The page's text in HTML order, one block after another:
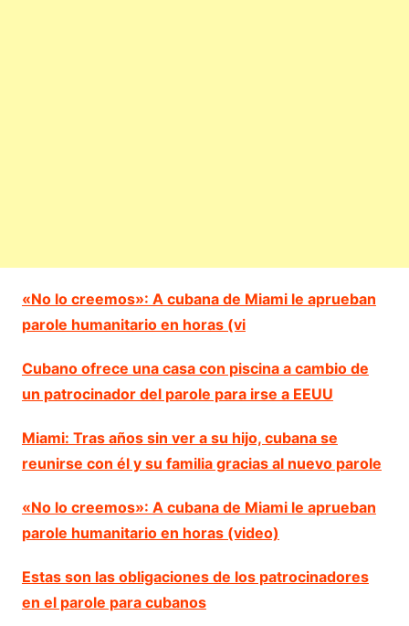
«No lo creemos»: A cubana de Miami le aprueban
parole humanitario en horas (vi
Cubano ofrece una casa con piscina a cambio de
un patrocinador del parole para irse a EEUU
Miami: Tras años sin ver a su hijo, cubana se
reunirse con él y su familia gracias al nuevo parole
«No lo creemos»: A cubana de Miami le aprueban
parole humanitario en horas (video)
Estas son las obligaciones de los patrocinadores
en el parole para cubanos